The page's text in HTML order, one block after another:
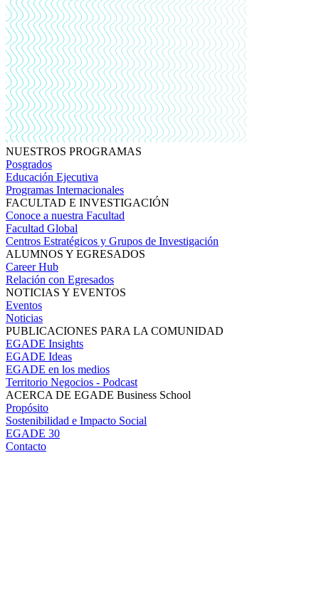
NUESTROS PROGRAMAS
Posgrados
Educación Ejecutiva
Programas Internacionales
FACULTAD E INVESTIGACIÓN
Conoce a nuestra Facultad
Facultad Global
Centros Estratégicos y Grupos de Investigación
ALUMNOS Y EGRESADOS
Career Hub
Relación con Egresados
NOTICIAS Y EVENTOS
Eventos
Noticias
PUBLICACIONES PARA LA COMUNIDAD
EGADE Insights
EGADE Ideas
EGADE en los medios
Territorio Negocios - Podcast
ACERCA DE EGADE Business School
Propósito
Sostenibilidad e Impacto Social
EGADE 30
Contacto